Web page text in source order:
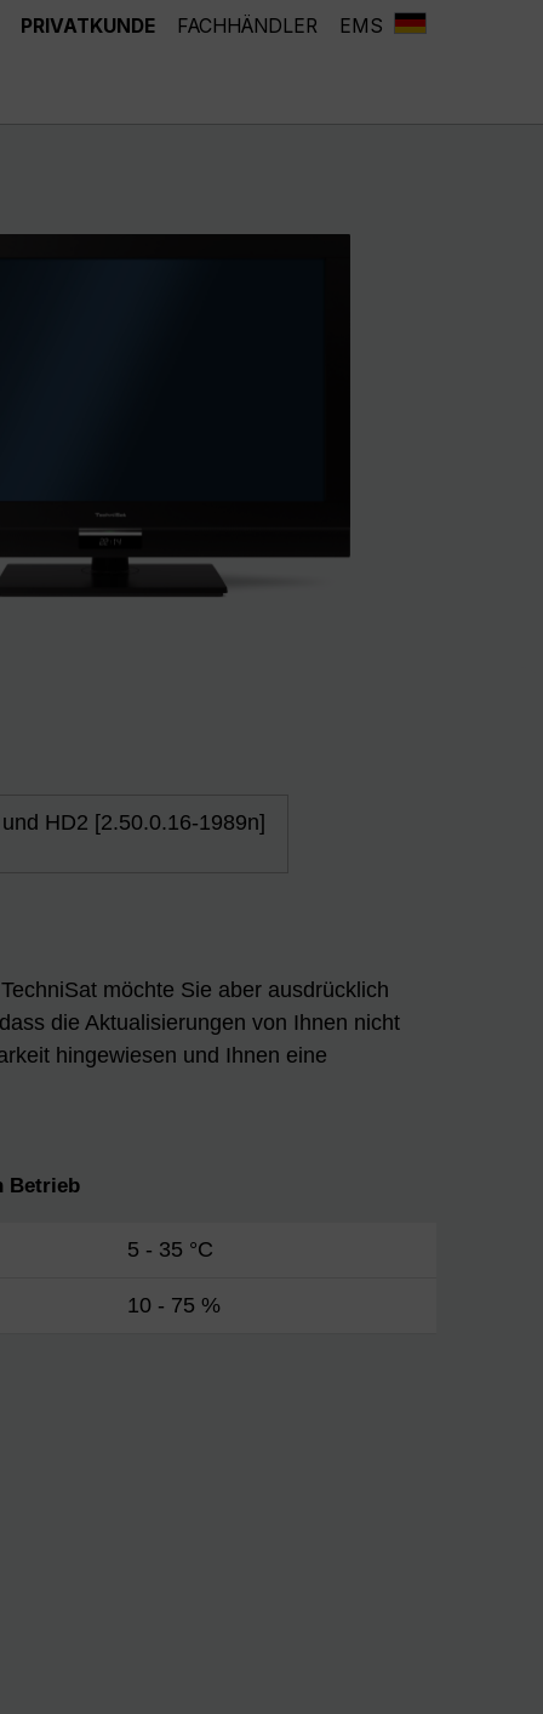
PRIVATKUNDE FACHHÄNDLER EMS
HD2 [2.50.0.16-1989n]
möchte Sie aber ausdrücklich
die Aktualisierungen von Ihnen nicht
hingewiesen und Ihnen eine
Betrieb
5 - 35 °C
10 - 75 %